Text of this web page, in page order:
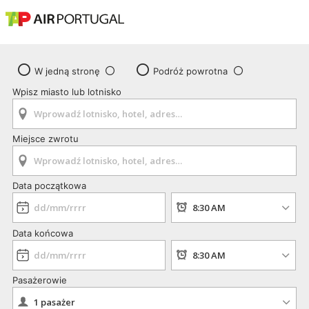
W jedną stronę
Podróż powrotna
Wpisz miasto lub lotnisko
Miejsce zwrotu
Data początkowa
Data końcowa
Pasażerowie